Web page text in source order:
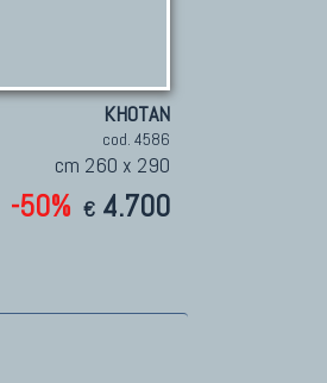
KHOTAN
cod. 4586
cm 260 x 290
-50% € 4.700